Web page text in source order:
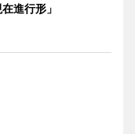
進行形」